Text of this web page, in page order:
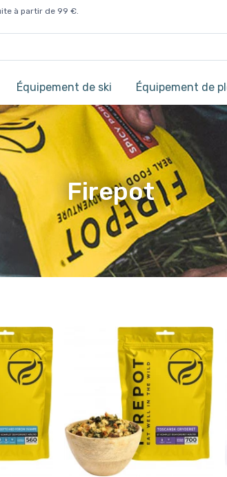
à partir de 99 €.
Équipement de ski Équipement de
Firepot